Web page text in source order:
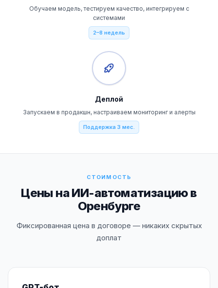
Обучаем модель, тестируем качество, интегрируем с
системами
2–8 недель
Деплой
Запускаем в продакшн, настраиваем мониторинг и алерты
Поддержка 3 мес.
СТОИМОСТЬ
Цены на ИИ-автоматизацию в
Оренбурге
Фиксированная цена в договоре — никаких скрытых
доплат